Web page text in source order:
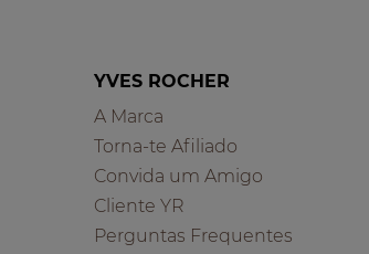
YVES ROCHER
A Marca
Torna-te Afiliado
Convida um Amigo
Cliente YR
Perguntas Frequentes